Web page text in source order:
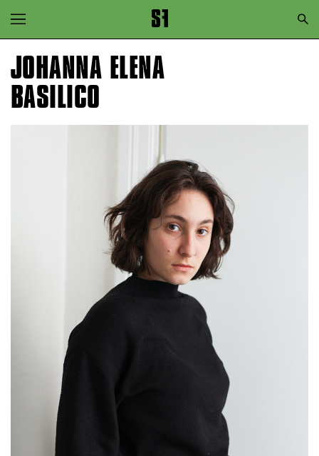
Zur Hauptnavigation springen
Zum Hauptinhalt springen
Zum Footer springen
JOHANNA ELENA
BASILICO